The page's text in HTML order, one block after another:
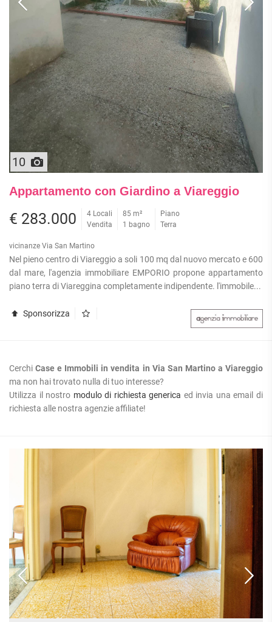
10
Appartamento con Giardino a Viareggio
€ 283.000
4 Locali
Vendita
85 m²
1 bagno
Piano
Terra
vicinanze Via San Martino
Nel pieno centro di Viareggio a soli 100 mq dal nuovo mercato e 600
dal mare, l'agenzia immobiliare EMPORIO propone appartamento
piano terra di Viareggina completamente indipendente. l'immobile...
Sponsorizza
CerchiCase e Immobili in vendita in Via San Martino a Viareggio
ma non hai trovato nulla di tuo interesse?
Utilizza il nostro modulo di richiesta generica ed invia una email di
richiesta alle nostra agenzie affiliate!